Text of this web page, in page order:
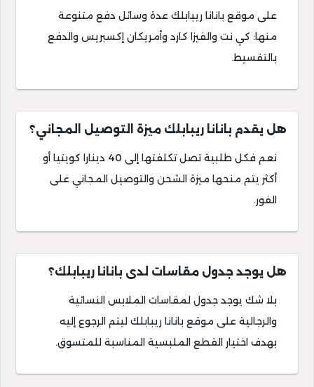
على موقع بانانا ريبابلك عدة وسائل دفع متنوعة
منها: كي نت والفيزا كارد وأمريكان إكسبريس والدفع
بالتقسيط.
هل يقدم بانانا ريبابلك ميزة التوصيل المجاني؟
نعم فكل طلبية تصل تكلفتها إلى 40 دينارا كويتيا أو
أكثر يتم منحها ميزة الشحن والتوصيل المجاني على
الفور.
هل يوجد جدول مقاسات لدى بانانا ريبابلك؟
بلا شك يوجد جدول لمقاسات الملابس النسائية
والرجالية على موقع بانانا ريبابلك ليتم الرجوع إليه
بهدف اختيار القطع الملبسية المناسبة للمتسوق.